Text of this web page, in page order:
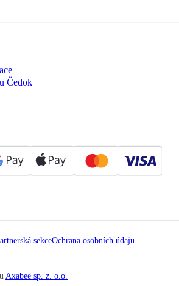
Čedok
sekceOchrana osobních údajů
Axabee sp. z. o.o.